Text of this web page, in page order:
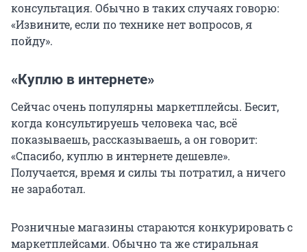
консультация. Обычно в таких случаях говорю:
«Извините, если по технике нет вопросов, я
пойду».
«Куплю в интернете»
Сейчас очень популярны маркетплейсы. Бесит,
когда консультируешь человека час, всё
показываешь, рассказываешь, а он говорит:
«Спасибо, куплю в интернете дешевле».
Получается, время и силы ты потратил, а ничего
не заработал.
Розничные магазины стараются конкурировать с
маркетплейсами. Обычно та же стиральная